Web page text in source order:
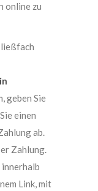
online zu
geben Sie
einen
ab.
Zahlung.
innerhalb
Link, mit